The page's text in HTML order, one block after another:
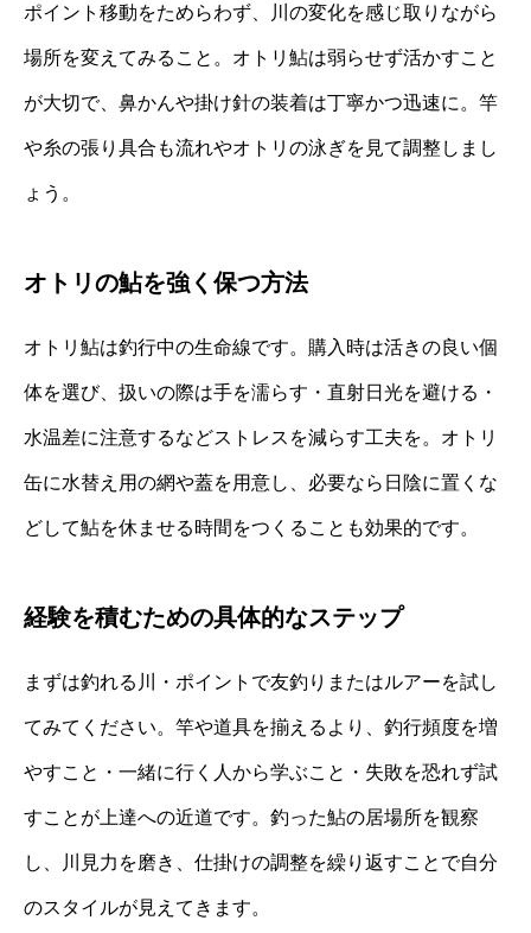
ポイント移動をためらわず、川の変化を感じ取りながら
場所を変えてみること。オトリ鮎は弱らせず活かすこと
が大切で、鼻かんや掛け針の装着は丁寧かつ迅速に。竿
や糸の張り具合も流れやオトリの泳ぎを見て調整しまし
ょう。
オトリの鮎を強く保つ方法
オトリ鮎は釣行中の生命線です。購入時は活きの良い個
体を選び、扱いの際は手を濡らす・直射日光を避ける・
水温差に注意するなどストレスを減らす工夫を。オトリ
缶に水替え用の網や蓋を用意し、必要なら日陰に置くな
どして鮎を休ませる時間をつくることも効果的です。
経験を積むための具体的なステップ
まずは釣れる川・ポイントで友釣りまたはルアーを試し
てみてください。竿や道具を揃えるより、釣行頻度を増
やすこと・一緒に行く人から学ぶこと・失敗を恐れず試
すことが上達への近道です。釣った鮎の居場所を観察
し、川見力を磨き、仕掛けの調整を繰り返すことで自分
のスタイルが見えてきます。